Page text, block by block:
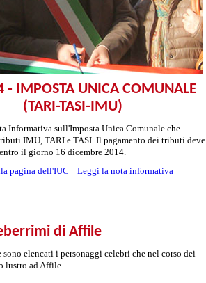
- IMPOSTA UNICA COMUNALE
(TARI-TASI-IMU)
Informativa sull'Imposta Unica Comunale che
IMU, TARI e TASI. Il pagamento dei tributi deve
il giorno 16 dicembre 2014.
pagina dell'IUC
Leggi la nota informativa
di Affile
sono elencati i personaggi celebri che nel corso dei
lustro ad Affile